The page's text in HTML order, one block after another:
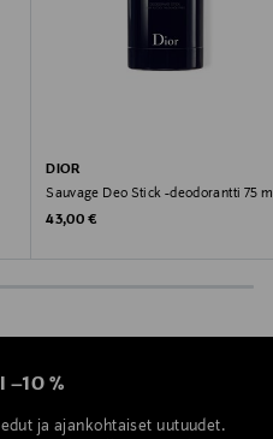
DIOR
Sauvage Deo Stick -deodorantti 75
Original Price
43,00 €
–10 %
ja ajankohtaiset uutuudet.